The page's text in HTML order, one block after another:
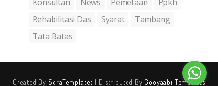
Konsultan
News Pemetaan
Ppkh
Rehabilitasi Das
Syarat
Tambang
Tata Batas
Created By SoraTemplates | Distributed By Gooyaabi Templates